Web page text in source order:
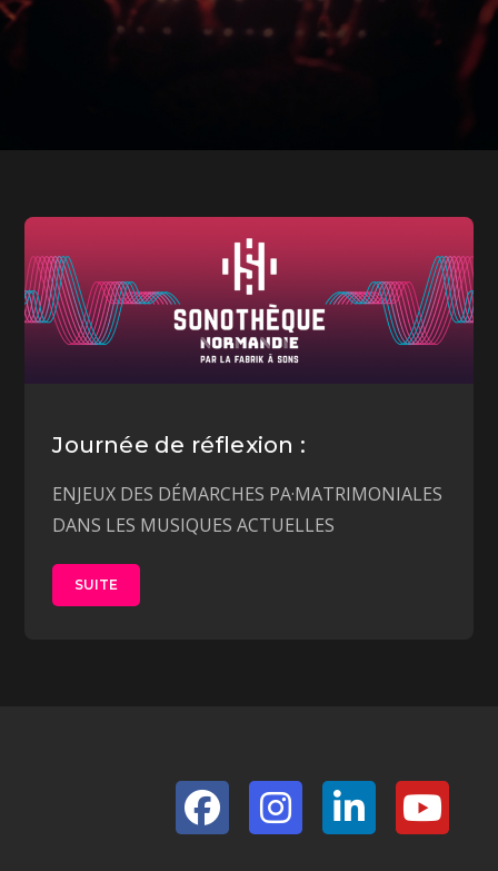
Journée de réflexion :
ENJEUX DES DÉMARCHES PA·MATRIMONIALES
DANS LES MUSIQUES ACTUELLES
SUITE